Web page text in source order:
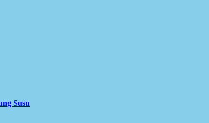
Susu